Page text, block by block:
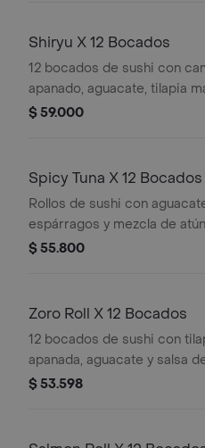
Shiryu X 12 Bocados
12 bocados de sushi con
apanado, aguacate, tilapia
leche de tigre levemente
$ 59.000
Spicy Tuna X 12 Bocados
Rollos de sushi con
espárragos y mezcla de
Incluye 12 bocados.
$ 55.800
Zoro Roll X 12 Bocados
12 bocados de sushi con
apanada, aguacate y salsa
flameada.
$ 53.598